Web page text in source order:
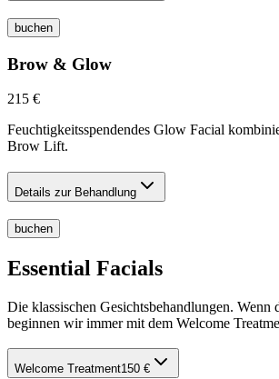
buchen
Brow & Glow
215 €
Feuchtigkeitsspendendes Glow Facial
Brow Lift.
Details zur Behandlung
buchen
Essential Facials
Die klassischen Gesichtsbehandlungen. Wenn
beginnen wir immer mit dem Welcome
Welcome Treatment150 €